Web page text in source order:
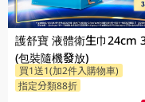
護舒寶 液體衛生巾24cm
(包裝隨機發放)
買1送1(加2件入購物車)
指定分類88折